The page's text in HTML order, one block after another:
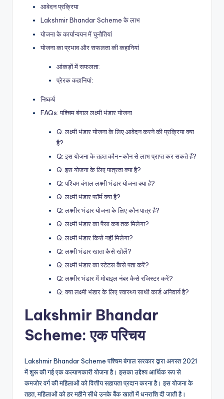
आवेदन प्रक्रिया
Lakshmir Bhandar Scheme के लाभ
योजना के कार्यान्वयन में चुनौतियां
योजना का प्रभाव और सफलता की कहानियां
आंकड़ों में सफलता:
प्रेरक कहानियां:
निष्कर्ष
FAQs: पश्चिम बंगाल लक्ष्मी भंडार योजना
Q: लक्ष्मी भंडार योजना के लिए आवेदन करने की प्रक्रिया क्या
है?
Q: इस योजना के तहत कौन-कौन से लाभ प्राप्त कर सकते हैं?
Q: इस योजना के लिए पात्रता क्या है?
Q: पश्चिम बंगाल लक्ष्मी भंडार योजना क्या है?
Q: लक्ष्मी भंडार फॉर्म क्या है?
Q: लक्ष्मीर भंडार योजना के लिए कौन पात्र है?
Q: लक्ष्मी भंडार का पैसा कब तक मिलेगा?
Q: लक्ष्मी भंडार किसे नहीं मिलेगा?
Q: लक्ष्मी भंडार खाता कैसे खोलें?
Q: लक्ष्मी भंडार का स्टेटस कैसे पता करें?
Q: लक्ष्मीर भंडार में मोबाइल नंबर कैसे रजिस्टर करें?
Q: क्या लक्ष्मी भंडार के लिए स्वास्थ्य साथी कार्ड अनिवार्य है?
Lakshmir Bhandar
Scheme:एकपरिचय
Lakshmir Bhandar Scheme पश्चिम बंगाल सरकार द्वारा अगस्त 2021
में शुरू की गई एक कल्याणकारी योजना है। इसका उद्देश्य आर्थिक रूप से
कमजोर वर्ग की महिलाओं को वित्तीय सहायता प्रदान करना है। इस योजना के
तहत, महिलाओं को हर महीने सीधे उनके बैंक खातों में धनराशि दी जाती है।